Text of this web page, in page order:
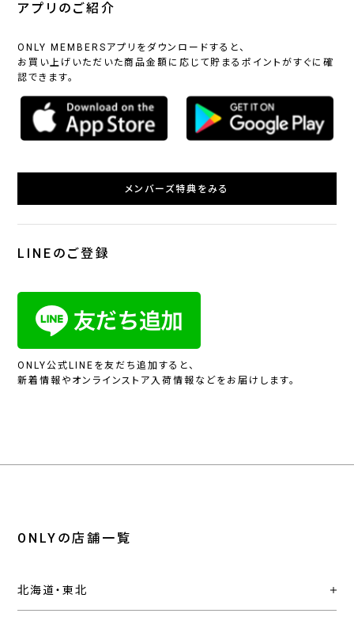
アプリのご紹介
ONLY MEMBERSアプリをダウンロードすると、
お買い上げいただいた商品金額に応じて貯まるポイントがすぐに確
認できます。
メンバーズ特典をみる
LINEのご登録
ONLY公式LINEを友だち追加すると、
新着情報やオンラインストア入荷情報などをお届けします。
ONLYの店舗一覧
北海道・東北